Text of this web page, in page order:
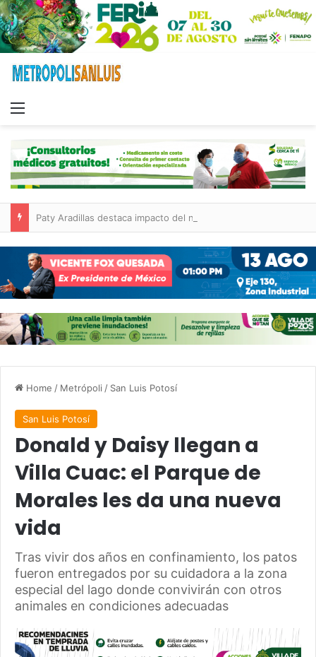
Home / Metrópoli / San Luis Potosí
San Luis Potosí
Donald y Daisy llegan a
Villa Cuac: el Parque de
Morales les da una nueva
vida
Tras vivir dos años en confinamiento, los patos
fueron entregados por su cuidadora a la zona
especial del lago donde convivirán con otros
animales en condiciones adecuadas